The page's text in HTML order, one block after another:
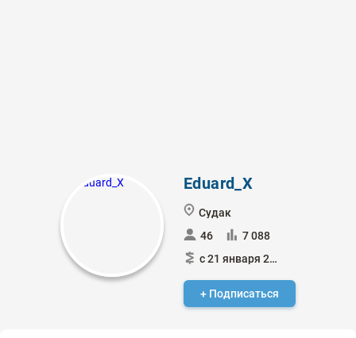
Eduard_X
Судак
46
7 088
с 21 января 2024
+ Подписаться